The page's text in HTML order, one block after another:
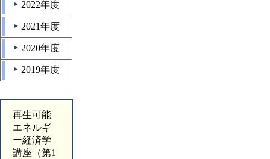
▲ 2022年度
▲ 2021年度
▲ 2020年度
▲ 2019年度
再生可能
エネルギ
ー経済学
講座（第1